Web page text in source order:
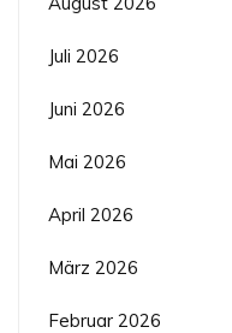
Juli 2026
Juni 2026
Mai 2026
April 2026
März 2026
Februar 2026